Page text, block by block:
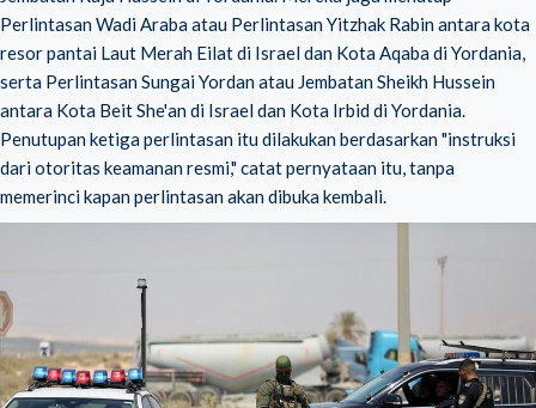
Perlintasan Wadi Araba atau Perlintasan Yitzhak Rabin antara kota
resor pantai Laut Merah Eilat di Israel dan Kota Aqaba di Yordania,
serta Perlintasan Sungai Yordan atau Jembatan Sheikh Hussein
antara Kota Beit She'an di Israel dan Kota Irbid di Yordania.
Penutupan ketiga perlintasan itu dilakukan berdasarkan "instruksi
dari otoritas keamanan resmi," catat pernyataan itu, tanpa
memerinci kapan perlintasan akan dibuka kembali.